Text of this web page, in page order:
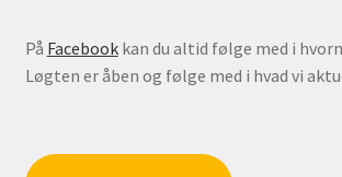
På Facebookkan du altid følge med i
Løgten er åben og følge med i hvad vi